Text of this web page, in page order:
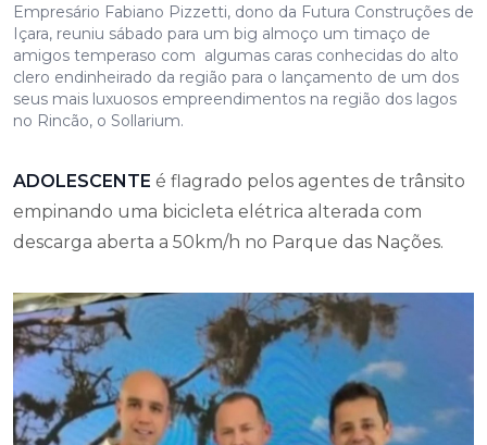
Empresário Fabiano Pizzetti, dono da Futura Construções de
Içara, reuniu sábado para um big almoço um timaço de
amigos temperaso com algumas caras conhecidas do alto
clero endinheirado da região para o lançamento de um dos
seus mais luxuosos empreendimentos na região dos lagos
no Rincão, o Sollarium.
ADOLESCENTE é flagrado pelos agentes de trânsito
empinando uma bicicleta elétrica alterada com
descarga aberta a 50km/h no Parque das Nações.